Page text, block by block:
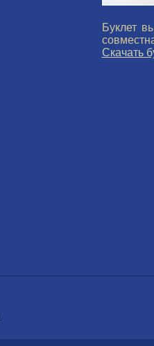
Буклет
Скачать